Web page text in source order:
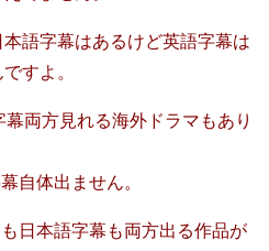
語字幕はあるけど英語字幕は
すよ。
両方見れる海外ドラマもあり
自体出ません。
日本語字幕も両方出る作品が